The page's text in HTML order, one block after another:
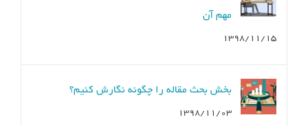
مهم آن
۱۳۹۸/۱۱/۱۵
بخش بحث مقاله را چگونه نگارش کنیم؟
۱۳۹۸/۱۱/۰۳